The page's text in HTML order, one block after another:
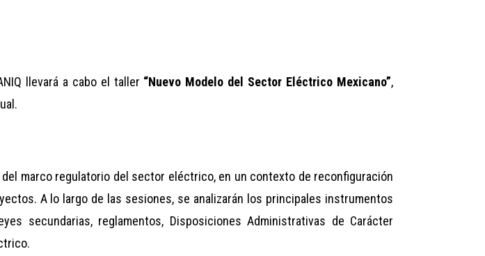
llevará a cabo el taller “Nuevo Modelo del Sector Eléctrico Mexicano”,
marco regulatorio del sector eléctrico, en un contexto de reconfiguración
A lo largo de las sesiones, se analizarán los principales instrumentos
secundarias, reglamentos, Disposiciones Administrativas de Carácter